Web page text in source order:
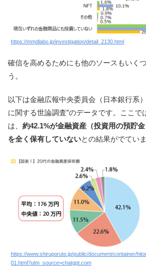
https://mmdlabo.jp/investigation/detail_2130.html
確信を高めるためにも他のソースもいく
う。
以下は金融広報中央委員会（日本銀行系
に関する世論調査”のデータです。ここで
は、 約42.1%が金融資産（投資用の預貯金
を全く保有していないとの結果がでていま
https://www.shiruporuto.jp/public/document/container/
01.html?utm_source=chatgpt.com